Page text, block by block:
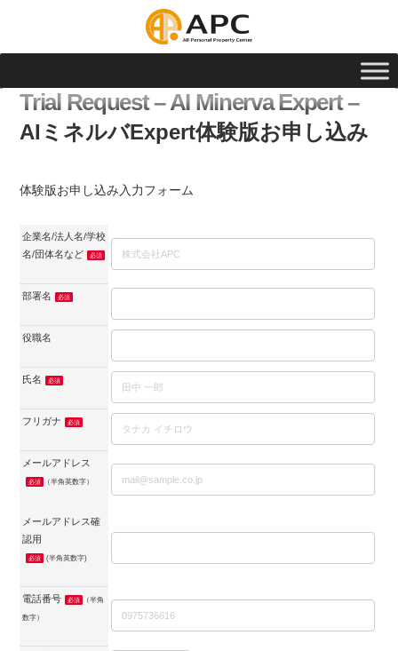
Trial Request – AI Minerva Expert –
AIミネルバExpert体験版お申し込み
体験版お申し込み入力フォーム
企業名/法人名/学校
名/団体名など
必須
部署名 必須
役職名
氏名 必須
フリガナ 必須
メールアドレス
必須 （半角英数字）
メールアドレス確
認用
必須 (半角英数字)
電話番号 必須 （半角
数字）